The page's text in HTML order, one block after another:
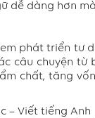
dễ dàng hơn
phát triển tư
câu chuyện
chất, tăng
– Viết tiếng Anh